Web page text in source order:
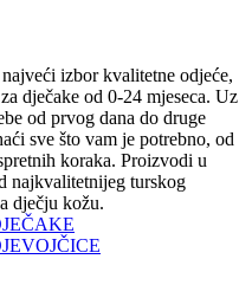
izbor kvalitetne odjeće,
dječake od 0-24 mjeseca. Uz
od prvog dana do druge
sve što vam je potrebno, od
koraka. Proizvodi u
najkvalitetnijeg turskog
dječju kožu.